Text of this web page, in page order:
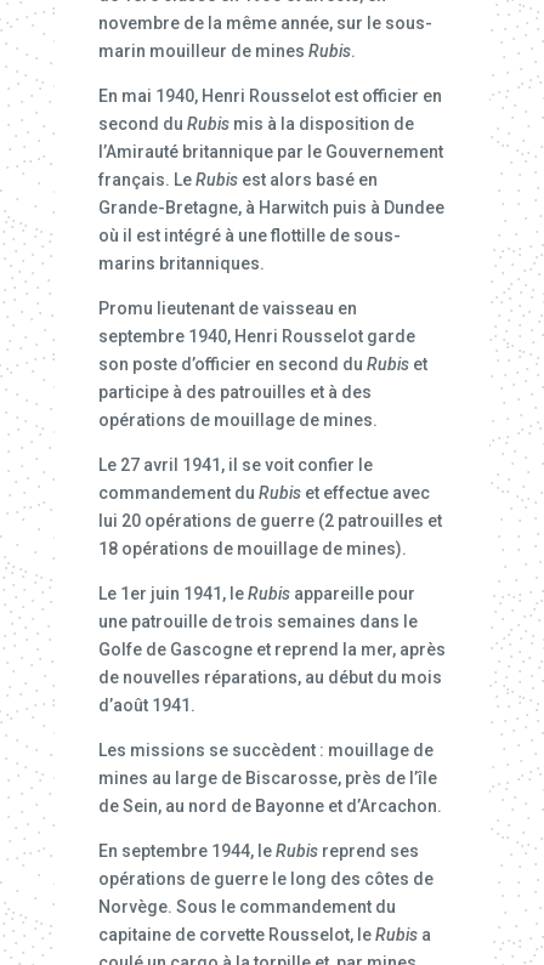
novembre de la même année, sur le sous-
marin mouilleur de mines Rubis.
En mai 1940, Henri Rousselot est officier en
second du Rubismis à la disposition de
l’Amirauté britannique par le Gouvernement
français. LeRubis est alors basé en
Grande-Bretagne, à Harwitch puis à Dundee
où il est intégré à une flottille de sous-
marins britanniques.
Promu lieutenant de vaisseau en
septembre 1940, Henri Rousselot garde
son poste d’officier en second du Rubiset
participe à des patrouilles et à des
opérations de mouillage de mines.
Le 27 avril 1941, il se voit confier le
commandement du Rubiset effectue avec
lui 20 opérations de guerre (2 patrouilles et
18 opérations de mouillage de mines).
Le 1er juin 1941, leRubisappareille pour
une patrouille de trois semaines dans le
Golfe de Gascogne et reprend la mer, après
de nouvelles réparations, au début du mois
d’août 1941.
Les missions se succèdent : mouillage de
mines au large de Biscarosse, près de l’île
de Sein, au nord de Bayonne et d’Arcachon.
En septembre 1944, leRubisreprend ses
opérations de guerre le long des côtes de
Norvège. Sous le commandement du
capitaine de corvette Rousselot, leRubisa